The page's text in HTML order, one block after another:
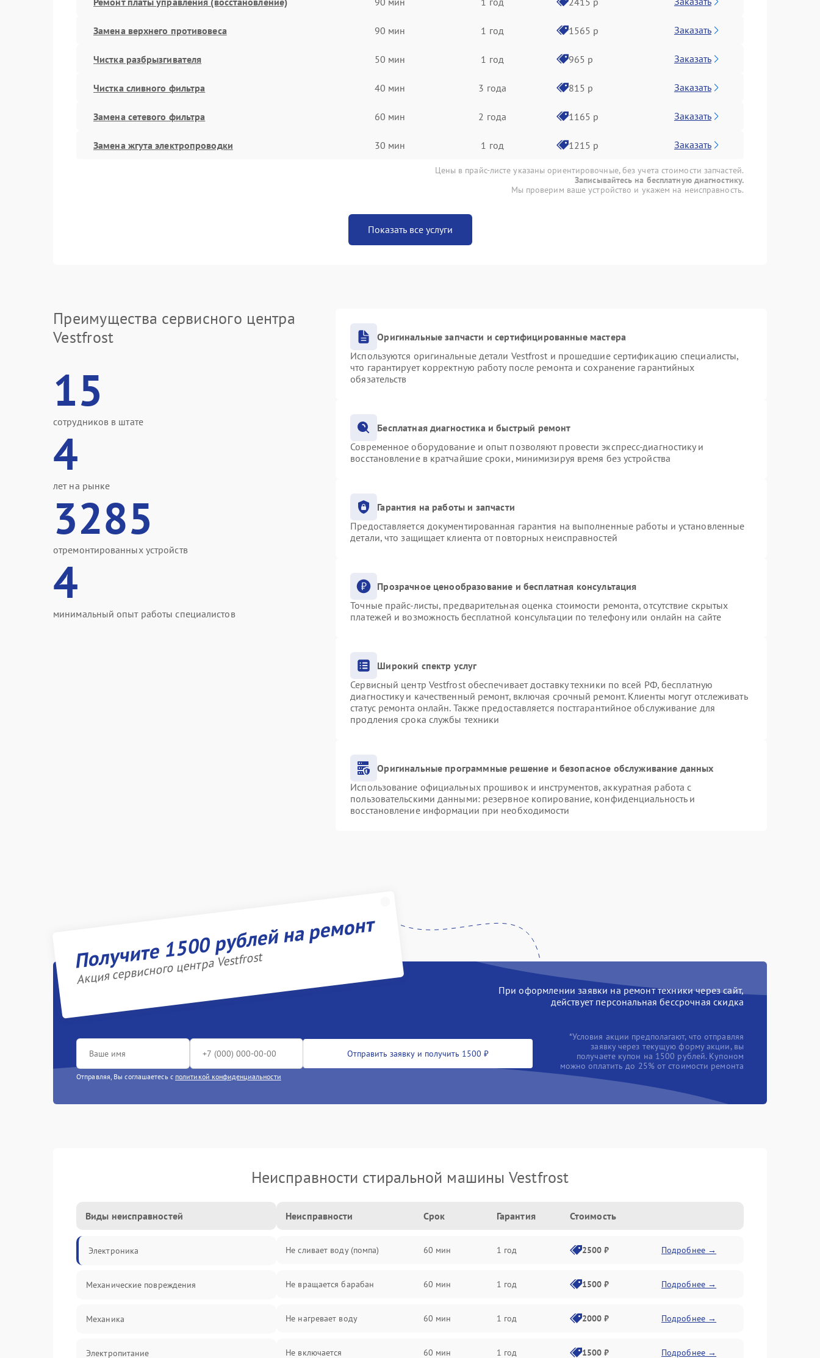
Замена верхнего противовеса 90 мин 1 год 1565 р Заказать
Чистка разбрызгивателя 50 мин 1 год 965 р Заказать
Чистка сливного фильтра 40 мин 3 года 815 р Заказать
Замена сетевого фильтра 60 мин 2 года 1165 р Заказать
Замена жгута электропроводки 30 мин 1 год 1215 р Заказать
Цены в прайс-листе указаны ориентировочные, без учета стоимости запчастей.
Записывайтесь на бесплатную диагностику.
Мы проверим ваше устройство и укажем на неисправность.
Показать все услуги
Преимущества сервисного центра
Vestfrost
15
сотрудников в штате
4
лет на рынке
3285
отремонтированных устройств
4
минимальный опыт работы специалистов
Оригинальные запчасти и сертифицированные мастера
Используются оригинальные детали Vestfrost и прошедшие сертификацию специалисты,
что гарантирует корректную работу после ремонта и сохранение гарантийных
обязательств
Бесплатная диагностика и быстрый ремонт
Современное оборудование и опыт позволяют провести экспресс-диагностику и
восстановление в кратчайшие сроки, минимизируя время без устройства
Гарантия на работы и запчасти
Предоставляется документированная гарантия на выполненные работы и установленные
детали, что защищает клиента от повторных неисправностей
Прозрачное ценообразование и бесплатная консультация
Точные прайс-листы, предварительная оценка стоимости ремонта, отсутствие скрытых
платежей и возможность бесплатной консультации по телефону или онлайн на сайте
Широкий спектр услуг
Сервисный центр Vestfrost обеспечивает доставку техники по всей РФ, бесплатную
диагностику и качественный ремонт, включая срочный ремонт. Клиенты могут отслеживать
статус ремонта онлайн. Также предоставляется постгарантийное обслуживание для
продления срока службы техники
Оригинальные программные решение и безопасное обслуживание данных
Использование официальных прошивок и инструментов, аккуратная работа с
пользовательскими данными: резервное копирование, конфиденциальность и
восстановление информации при необходимости
Получите 1500 рублей на ремонт
Акция сервисного центра Vestfrost
При оформлении заявки на ремонт техники через сайт,
действует персональная бессрочная скидка
Отправить заявку и получить 1500 ₽
Отправляя, Вы соглашаетесь с политикой конфиденциальности
*Условия акции предполагают, что отправляя
заявку через текущую форму акции, вы
получаете купон на 1500 рублей. Купоном
можно оплатить до 25% от стоимости ремонта
Неисправности стиральной машины Vestfrost
Виды неисправностей
Электроника
Механические повреждения
Механика
Электропитание
Неисправности Срок Гарантия Стоимость
Не сливает воду (помпа) 60 мин 1 год 2500 ₽ Подробнее →
Не вращается барабан 60 мин 1 год 1500 ₽ Подробнее →
Не нагревает воду 60 мин 1 год 2000 ₽ Подробнее →
Не включается 60 мин 1 год 1500 ₽ Подробнее →